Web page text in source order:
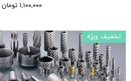
۱,۱۰۰,۰۰۰ تومان
تخفیف ویژه